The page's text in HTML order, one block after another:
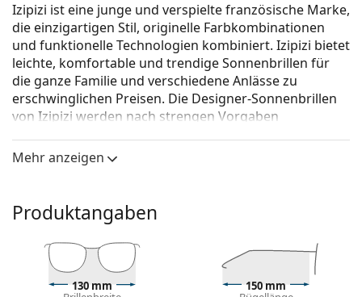
Izipizi ist eine junge und verspielte französische Marke,
die einzigartigen Stil, originelle Farbkombinationen
und funktionelle Technologien kombiniert. Izipizi bietet
leichte, komfortable und trendige Sonnenbrillen für
die ganze Familie und verschiedene Anlässe zu
erschwinglichen Preisen. Die Designer-Sonnenbrillen
von Izipizi werden nach strengen Vorgaben
Baby-Linie für die Kleinsten enthält kein BPA und ist
hypoallergen. Um die richtige Größe der Brille zu
der unten angeführten Abbildung zu messen, vor
allem bei der Kinderbrille.
Izipizi Sun #E Blackist eine Unisex Sonnebrille.
Mit der virtuellen Anprobefunktion von Lentiamo
Mehr anzeigen
Produktangaben
130 mm 150 mm